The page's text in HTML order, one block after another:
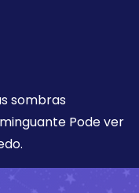
sombras
Pode ver